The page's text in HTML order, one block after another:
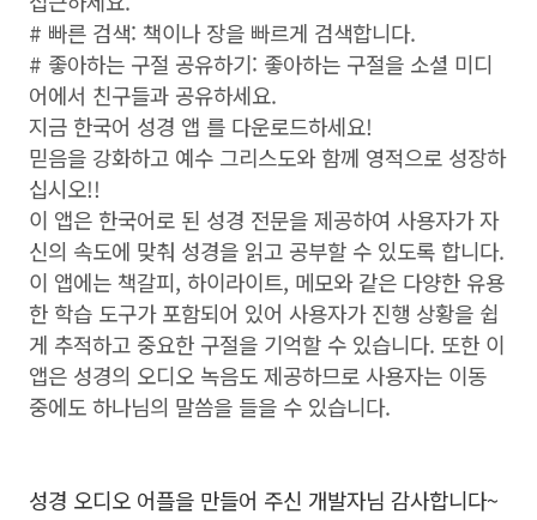
# 빠른 검색: 책이나 장을 빠르게 검색합니다.
# 좋아하는 구절 공유하기: 좋아하는 구절을 소셜 미디
어에서 친구들과 공유하세요.
지금 한국어 성경 앱 를 다운로드하세요!
믿음을 강화하고 예수 그리스도와 함께 영적으로 성장하
십시오!!
이 앱은 한국어로 된 성경 전문을 제공하여 사용자가 자
신의 속도에 맞춰 성경을 읽고 공부할 수 있도록 합니다.
이 앱에는 책갈피, 하이라이트, 메모와 같은 다양한 유용
한 학습 도구가 포함되어 있어 사용자가 진행 상황을 쉽
게 추적하고 중요한 구절을 기억할 수 있습니다. 또한 이
앱은 성경의 오디오 녹음도 제공하므로 사용자는 이동
중에도 하나님의 말씀을 들을 수 있습니다.
성경 오디오 어플을 만들어 주신 개발자님 감사합니다~